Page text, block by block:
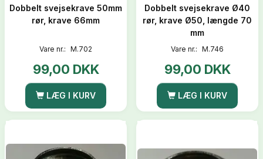
Dobbelt svejsekrave 50mm
rør, krave 66mm
Vare nr.: M.702
99,00 DKK
LÆG I KURV
Dobbelt svejsekrave Ø40
rør, krave Ø50, længde 70
mm
Vare nr.: M.746
99,00 DKK
LÆG I KURV